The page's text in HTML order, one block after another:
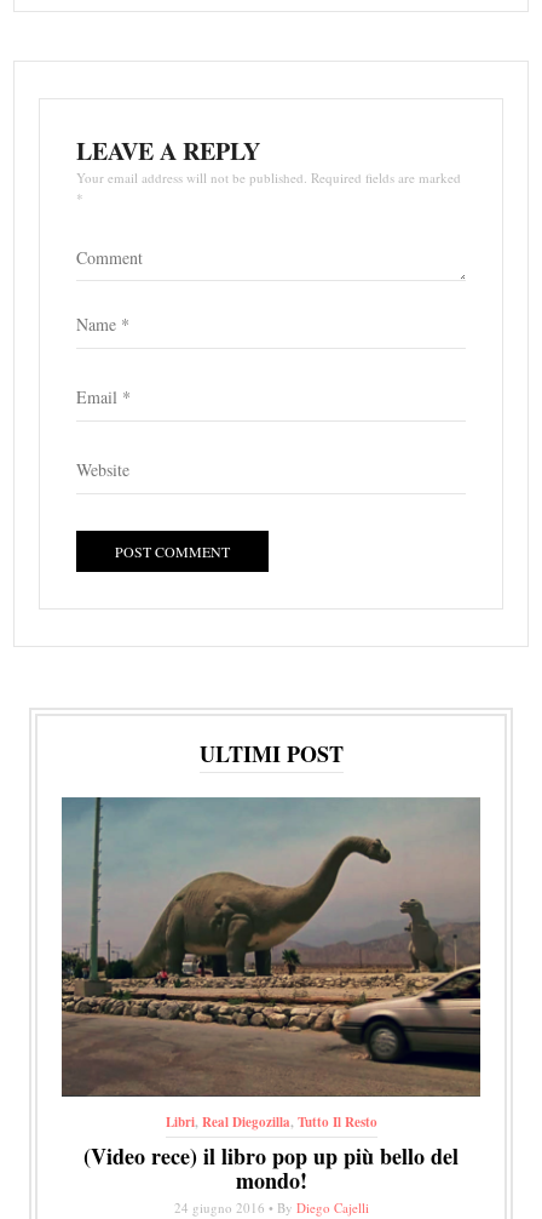
LEAVE A REPLY
Your email address will not be published. Required fields are marked
*
ULTIMI POST
Libri,Real Diegozilla,Tutto Il Resto
(Video rece) il libro pop up più bello del
mondo!
24 giugno 2016 • By Diego Cajelli